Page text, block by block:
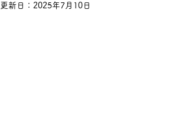
更新日： 2025年7月10日